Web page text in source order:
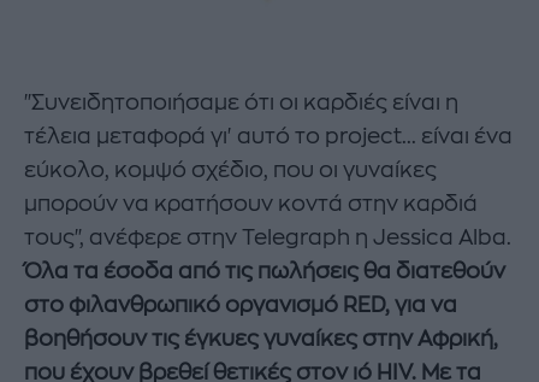
"Συνειδητοποιήσαμε ότι οι καρδιές είναι η
τέλεια μεταφορά γι' αυτό το project... είναι ένα
εύκολο, κομψό σχέδιο, που οι γυναίκες
μπορούν να κρατήσουν κοντά στην καρδιά
τους", ανέφερε στην Telegraph η Jessica Alba.
Όλα τα έσοδα από τις πωλήσεις θα διατεθούν
στο φιλανθρωπικό οργανισμό RED, για να
βοηθήσουν τις έγκυες γυναίκες στην Αφρική,
που έχουν βρεθεί θετικές στον ιό HIV. Με τα